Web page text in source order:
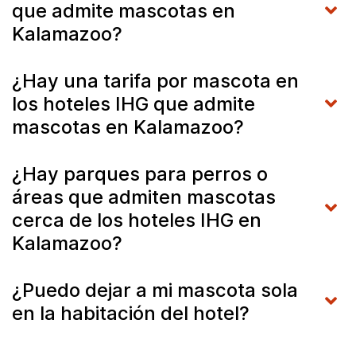
que admite mascotas en
Kalamazoo?
¿Hay una tarifa por mascota en
los hoteles IHG que admite
mascotas en Kalamazoo?
¿Hay parques para perros o
áreas que admiten mascotas
cerca de los hoteles IHG en
Kalamazoo?
¿Puedo dejar a mi mascota sola
en la habitación del hotel?